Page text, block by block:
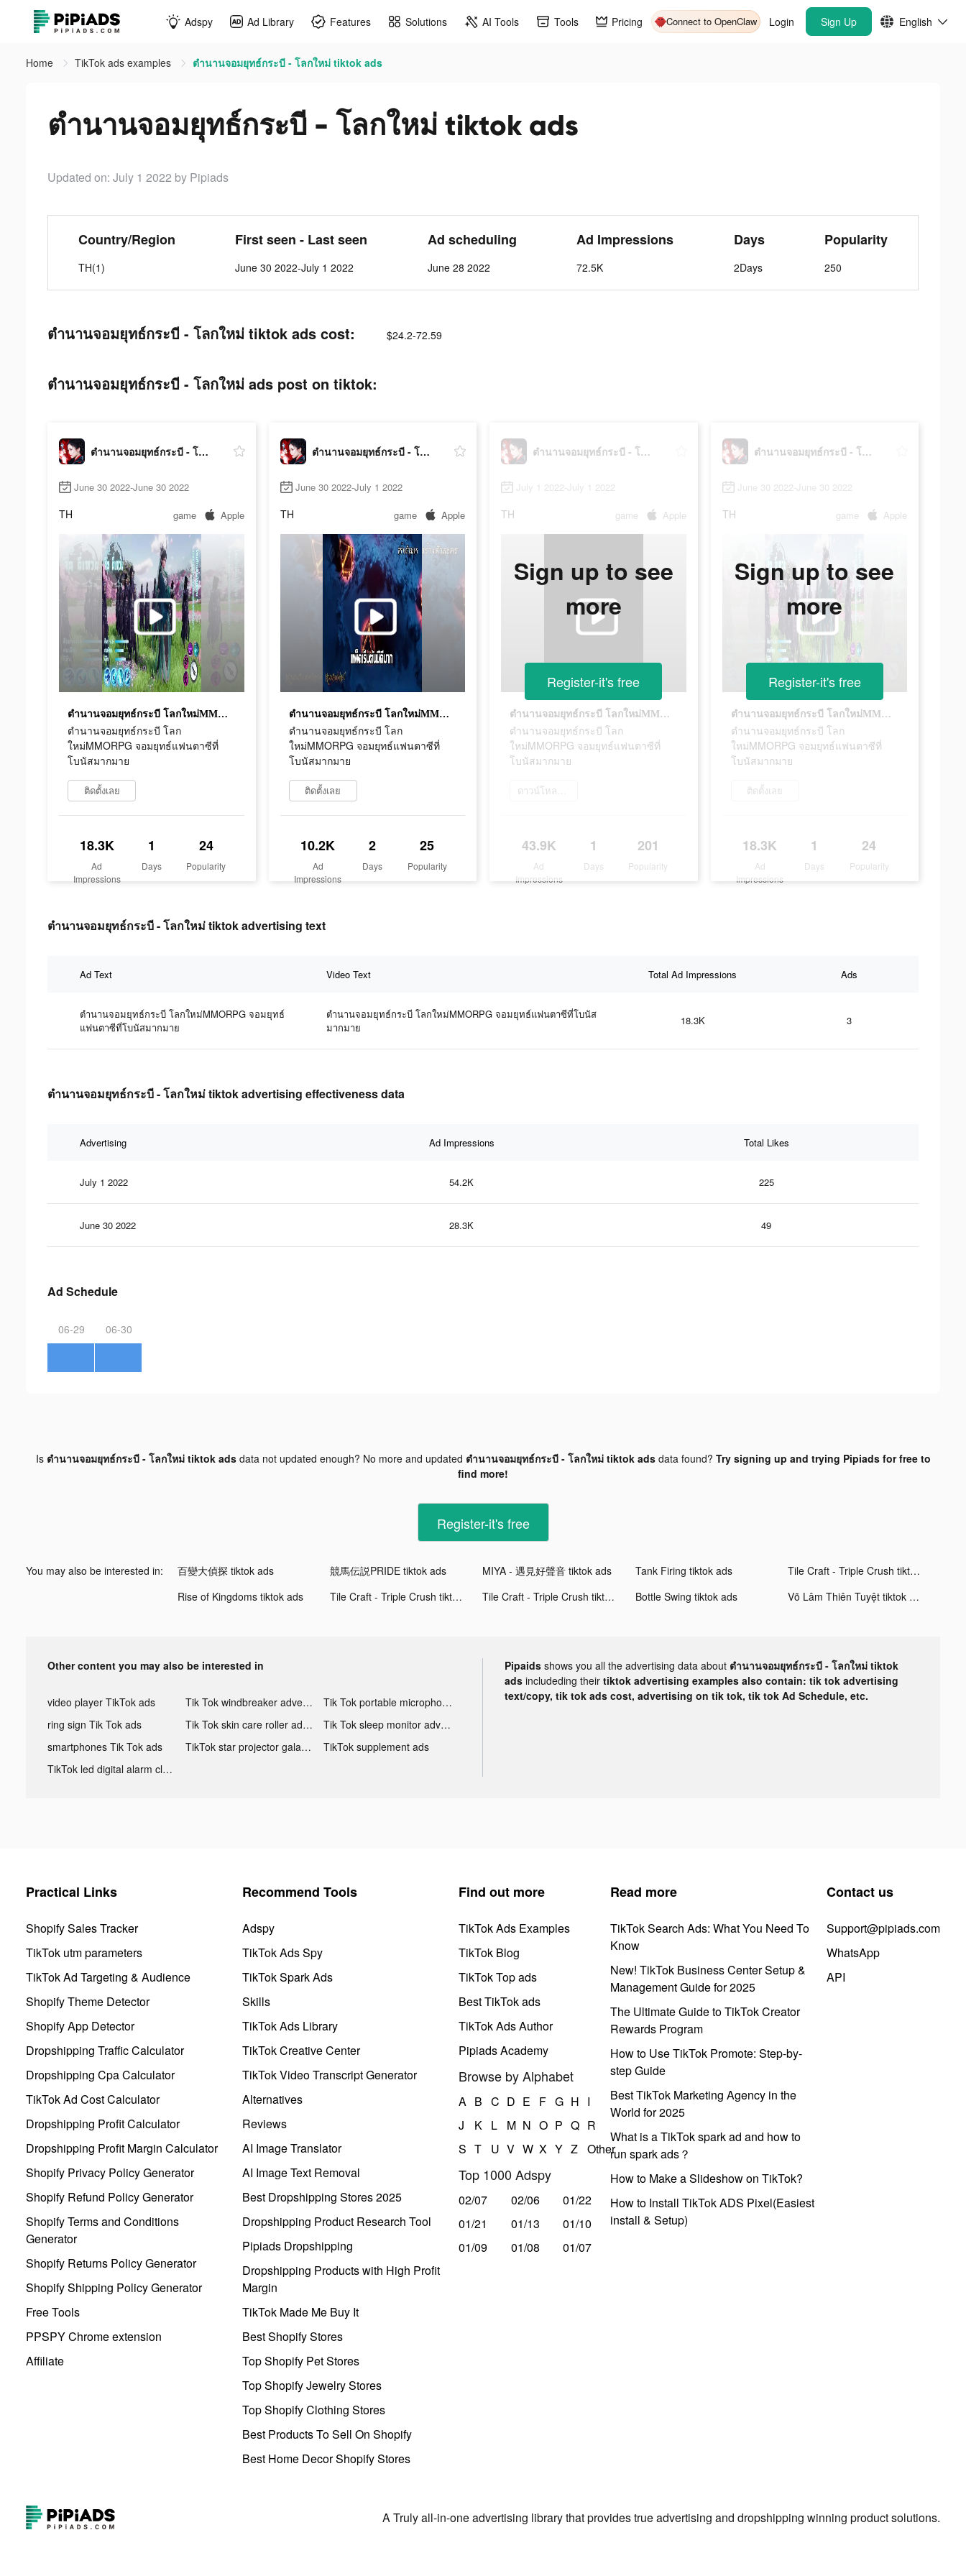
Adspy Ad Library Features Solutions AI Tools Tools Pricing Connect to OpenClaw Login Sign Up English
Home TikTok ads examples ตำนานจอมยุทธ์กระบี - โลกใหม่ tiktok ads
ตำนานจอมยุทธ์กระบี - โลกใหม่ tiktok ads
Updated on: July 1 2022 by Pipiads
Country/Region
TH(1)
First seen - Last seen
June 30 2022-July 1 2022
Ad scheduling
June 28 2022
Ad Impressions
72.5K
Days
2Days
Popularity
250
ตำนานจอมยุทธ์กระบี - โลกใหม่ tiktok ads cost: $24.2-72.59
ตำนานจอมยุทธ์กระบี - โลกใหม่ ads post on tiktok:
ตำนานจอมยุทธ์กระบี - โลกใหม่
June 30 2022-June 30 2022
TH game Apple
ตำนานจอมยุทธ์กระบี โลกใหม่MMORPG จอมยุทธ์แฟนตาซีที่โบนัสมากมาย
ตำนานจอมยุทธ์กระบี โลก
ใหม่MMORPG จอมยุทธ์แฟนตาซีที่
โบนัสมากมาย
ติดตั้งเลย
18.3K
Ad
Impressions
1
Days
24
Popularity
ตำนานจอมยุทธ์กระบี - โลกใหม่
June 30 2022-July 1 2022
TH game Apple
ตำนานจอมยุทธ์กระบี โลกใหม่MMORPG จอมยุทธ์แฟนตาซีที่โบนัสมากมาย
ตำนานจอมยุทธ์กระบี โลก
ใหม่MMORPG จอมยุทธ์แฟนตาซีที่
โบนัสมากมาย
ติดตั้งเลย
10.2K
Ad
Impressions
2
Days
25
Popularity
ตำนานจอมยุทธ์กระบี - โลกใหม่
July 1 2022-July 1 2022
TH game Apple
ตำนานจอมยุทธ์กระบี โลกใหม่MMORPG จอมยุทธ์แฟนตาซีที่โบนัสมากมาย
ตำนานจอมยุทธ์กระบี โลก
ใหม่MMORPG จอมยุทธ์แฟนตาซีที่
โบนัสมากมาย
ดาวน์โหลดเลย
43.9K
Ad
Impressions
1
Days
201
Popularity
Sign up to see
more
Register-it's free
ตำนานจอมยุทธ์กระบี - โลกใหม่
June 30 2022-June 30 2022
TH game Apple
ตำนานจอมยุทธ์กระบี โลกใหม่MMORPG จอมยุทธ์แฟนตาซีที่โบนัสมากมาย
ตำนานจอมยุทธ์กระบี โลก
ใหม่MMORPG จอมยุทธ์แฟนตาซีที่
โบนัสมากมาย
ติดตั้งเลย
18.3K
Ad
Impressions
1
Days
24
Popularity
Sign up to see
more
Register-it's free
ตำนานจอมยุทธ์กระบี - โลกใหม่ tiktok advertising text
Ad Text Video Text Total Ad Impressions Ads
ตำนานจอมยุทธ์กระบี โลกใหม่MMORPG จอมยุทธ์
แฟนตาซีที่โบนัสมากมาย
ตำนานจอมยุทธ์กระบี โลกใหม่MMORPG จอมยุทธ์แฟนตาซีที่โบนัส
มากมาย
18.3K 3
ตำนานจอมยุทธ์กระบี - โลกใหม่ tiktok advertising effectiveness data
Advertising Ad Impressions Total Likes
July 1 2022 54.2K 225
June 30 2022 28.3K 49
Ad Schedule
06-29 06-30
Is ตำนานจอมยุทธ์กระบี - โลกใหม่ tiktok adsdata not updated enough? No more and updated ตำนานจอมยุทธ์กระบี - โลกใหม่ tiktok adsdata found? Try signing up and trying Pipiads for free to
find more!
Register-it's free
You may also be interested in: 百變大偵探 tiktok ads 競馬伝説PRIDE tiktok ads MIYA - 遇見好聲音 tiktok ads Tank Firing tiktok ads
Tile Craft - Triple Crush tiktok ads
Rise of Kingdoms tiktok ads
Tile Craft - Triple Crush tiktok ads Tile Craft - Triple Crush tiktok ads Bottle Swing tiktok ads Võ Lâm Thiên Tuyệt tiktok ads
Other content you may also be interested in
video player TikTok ads Tik Tok windbreaker advertising
Tik Tok portable microphone advertising
ring sign Tik Tok ads
Tik Tok skin care roller advertising
Tik Tok sleep monitor advertising
smartphones Tik Tok ads
TikTok star projector galaxy night light bluetooth ads
TikTok supplement ads
TikTok led digital alarm clock ads
Pipaids shows you all the advertising data about ตำนานจอมยุทธ์กระบี - โลกใหม่ tiktok
ads includeding their tiktok advertising examples also contain: tik tok advertising
text/copy, tik tok ads cost, advertising on tik tok, tik tok Ad Schedule, etc.
Practical Links
Shopify Sales Tracker
TikTok utm parameters
TikTok Ad Targeting & Audience
Shopify Theme Detector
Shopify App Detector
Dropshipping Traffic Calculator
Dropshipping Cpa Calculator
TikTok Ad Cost Calculator
Dropshipping Profit Calculator
Dropshipping Profit Margin Calculator
Shopify Privacy Policy Generator
Shopify Refund Policy Generator
Shopify Terms and Conditions
Generator
Shopify Returns Policy Generator
Shopify Shipping Policy Generator
Free Tools
PPSPY Chrome extension
Affiliate
Recommend Tools
Adspy
TikTok Ads Spy
TikTok Spark Ads
Skills
TikTok Ads Library
TikTok Creative Center
TikTok Video Transcript Generator
Alternatives
Reviews
AI Image Translator
AI Image Text Removal
Best Dropshipping Stores 2025
Dropshipping Product Research Tool
Pipiads Dropshipping
Dropshipping Products with High Profit
Margin
TikTok Made Me Buy It
Best Shopify Stores
Top Shopify Pet Stores
Top Shopify Jewelry Stores
Top Shopify Clothing Stores
Best Products To Sell On Shopify
Best Home Decor Shopify Stores
Find out more
TikTok Ads Examples
TikTok Blog
TikTok Top ads
Best TikTok ads
TikTok Ads Author
Pipiads Academy
Browse by Alphabet
A B C D E F G H I
J
K L M N O P Q R
S T U V W X Y Z Other
Top 1000 Adspy
02/07 02/06
01/22
01/21
01/13
01/10
01/09
01/08 01/07
Read more
TikTok Search Ads: What You Need To
Know
New! TikTok Business Center Setup &
Management Guide for 2025
The Ultimate Guide to TikTok Creator
Rewards Program
How to Use TikTok Promote: Step-by-
step Guide
Best TikTok Marketing Agency in the
World for 2025
What is a TikTok spark ad and how to
run spark ads？
How to Make a Slideshow on TikTok?
How to Install TikTok ADS Pixel(Easiest
install & Setup)
Contact us
Support@pipiads.com
WhatsApp
API
A Truly all-in-one advertising library that provides true advertising and dropshipping winning product solutions.